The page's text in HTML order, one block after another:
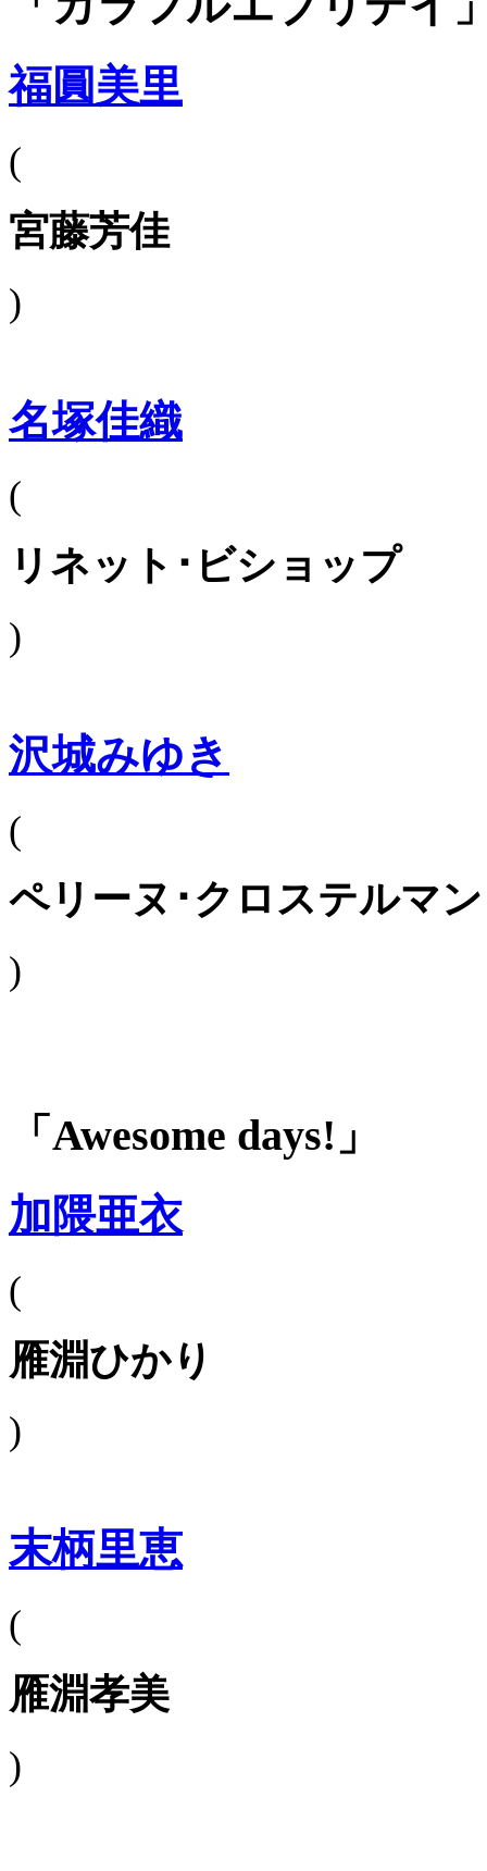
福圓美里
(
宮藤芳佳
)
名塚佳織
(
リネット･ビショップ
)
沢城みゆき
(
ペリーヌ･クロステルマン
)
「Awesome days!」
加隈亜衣
(
雁淵ひかり
)
末柄里恵
(
雁淵孝美
)